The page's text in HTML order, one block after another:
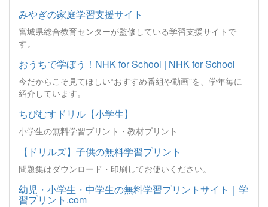
みやぎの家庭学習支援サイト
宮城県総合教育センターが監修している学習支援サイトで
す。
おうちで学ぼう！NHK for School | NHK for School
今だからこそ見てほしい“おすすめ番組や動画”を、学年毎に
紹介しています。
ちびむすドリル【小学生】
小学生の無料学習プリント・教材プリント
【ドリルズ】子供の無料学習プリント
問題集はダウンロード・印刷してお使いください。
幼児・小学生・中学生の無料学習プリントサイト｜学
習プリント.com